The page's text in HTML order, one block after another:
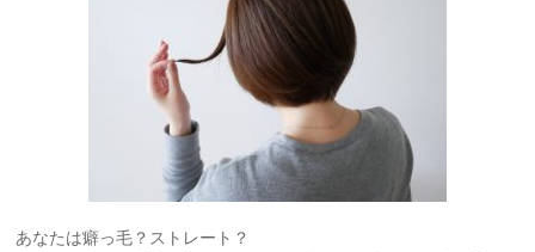
あなたは癖っ毛？ストレート？